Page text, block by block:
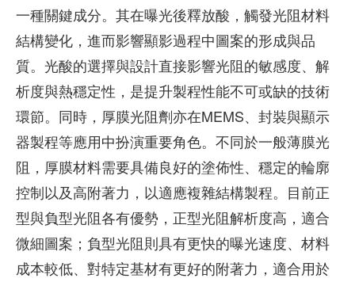
一種關鍵成分。其在曝光後釋放酸，觸發光阻材料
結構變化，進而影響顯影過程中圖案的形成與品
質。光酸的選擇與設計直接影響光阻的敏感度、解
析度與熱穩定性，是提升製程性能不可或缺的技術
環節。同時，厚膜光阻劑亦在MEMS、封裝與顯示
器製程等應用中扮演重要角色。不同於一般薄膜光
阻，厚膜材料需要具備良好的塗佈性、穩定的輪廓
控制以及高附著力，以適應複雜結構製程。目前正
型與負型光阻各有優勢，正型光阻解析度高，適合
微細圖案；負型光阻則具有更快的曝光速度、材料
成本較低、對特定基材有更好的附著力，適合用於